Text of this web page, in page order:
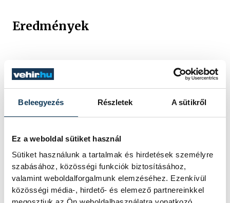
Beleegyezés Részletek A sütikről
Ez a weboldal sütiket használ
Sütiket használunk a tartalmak és hirdetések személyre
szabásához, közösségi funkciók biztosításához,
valamint weboldalforgalmunk elemzéséhez. Ezenkívül
közösségi média-, hirdető- és elemező partnereinkkel
Eredmények
Rövidtávú egyéni bajnokság, férfiak:
F14A: 4. Blaskó Benedek
F16A: 2. Bálint Ádám és Bálint Gergő
F35A: 3. Tóth Attila
F40A: 1. Molnár Attila, 3. Molnár Zoltán, 4.
Vajda Balázs, 6. Gaschler Gábor
F60A: 5. Domán Gábor